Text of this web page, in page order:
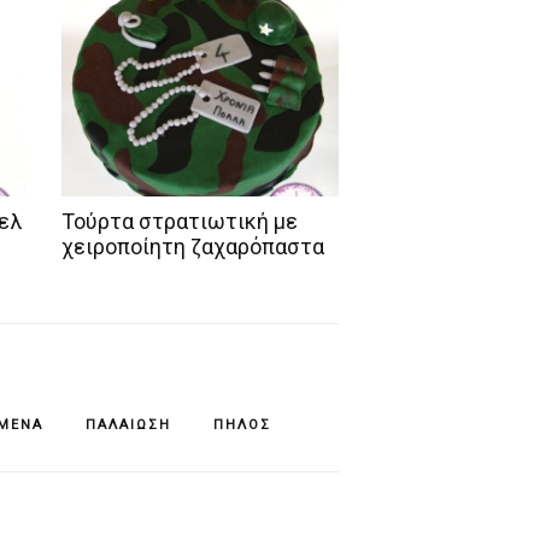
Τούρτα στρατιωτική με
χειροποίητη ζαχαρόπαστα
ΠΑΛΑΊΩΣΗ ΠΗΛΌΣ